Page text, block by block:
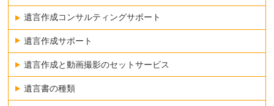
遺言作成コンサルティングサポート
遺言作成サポート
遺言作成と動画撮影のセットサービス
遺言書の種類